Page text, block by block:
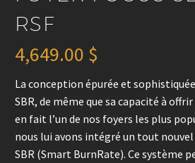
RSF
4,649.00 $
La conception épurée et
SBR, de même que sa capacité à
en fait l’un de nos foyers les plus
nous lui avons intégré un tout
SBR (Smart BurnRate). Ce système